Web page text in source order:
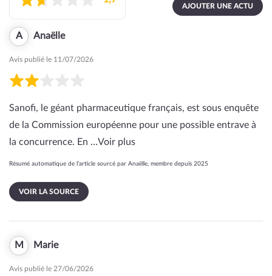
AJOUTER UNE ACTU
A Anaëlle
Avis publié le 11/07/2026
Sanofi, le géant pharmaceutique français, est sous enquête
de la Commission européenne pour une possible entrave à
la concurrence. En …Voir plus
Résumé automatique de l’article sourcé par Anaëlle, membre depuis 2025
VOIR LA SOURCE
M Marie
Avis publié le 27/06/2026